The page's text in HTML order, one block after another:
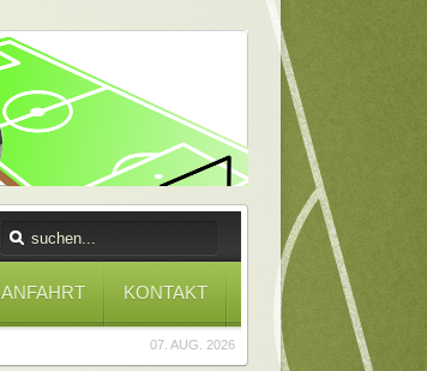
ANFAHRT KONTAKT
07. AUG. 2026